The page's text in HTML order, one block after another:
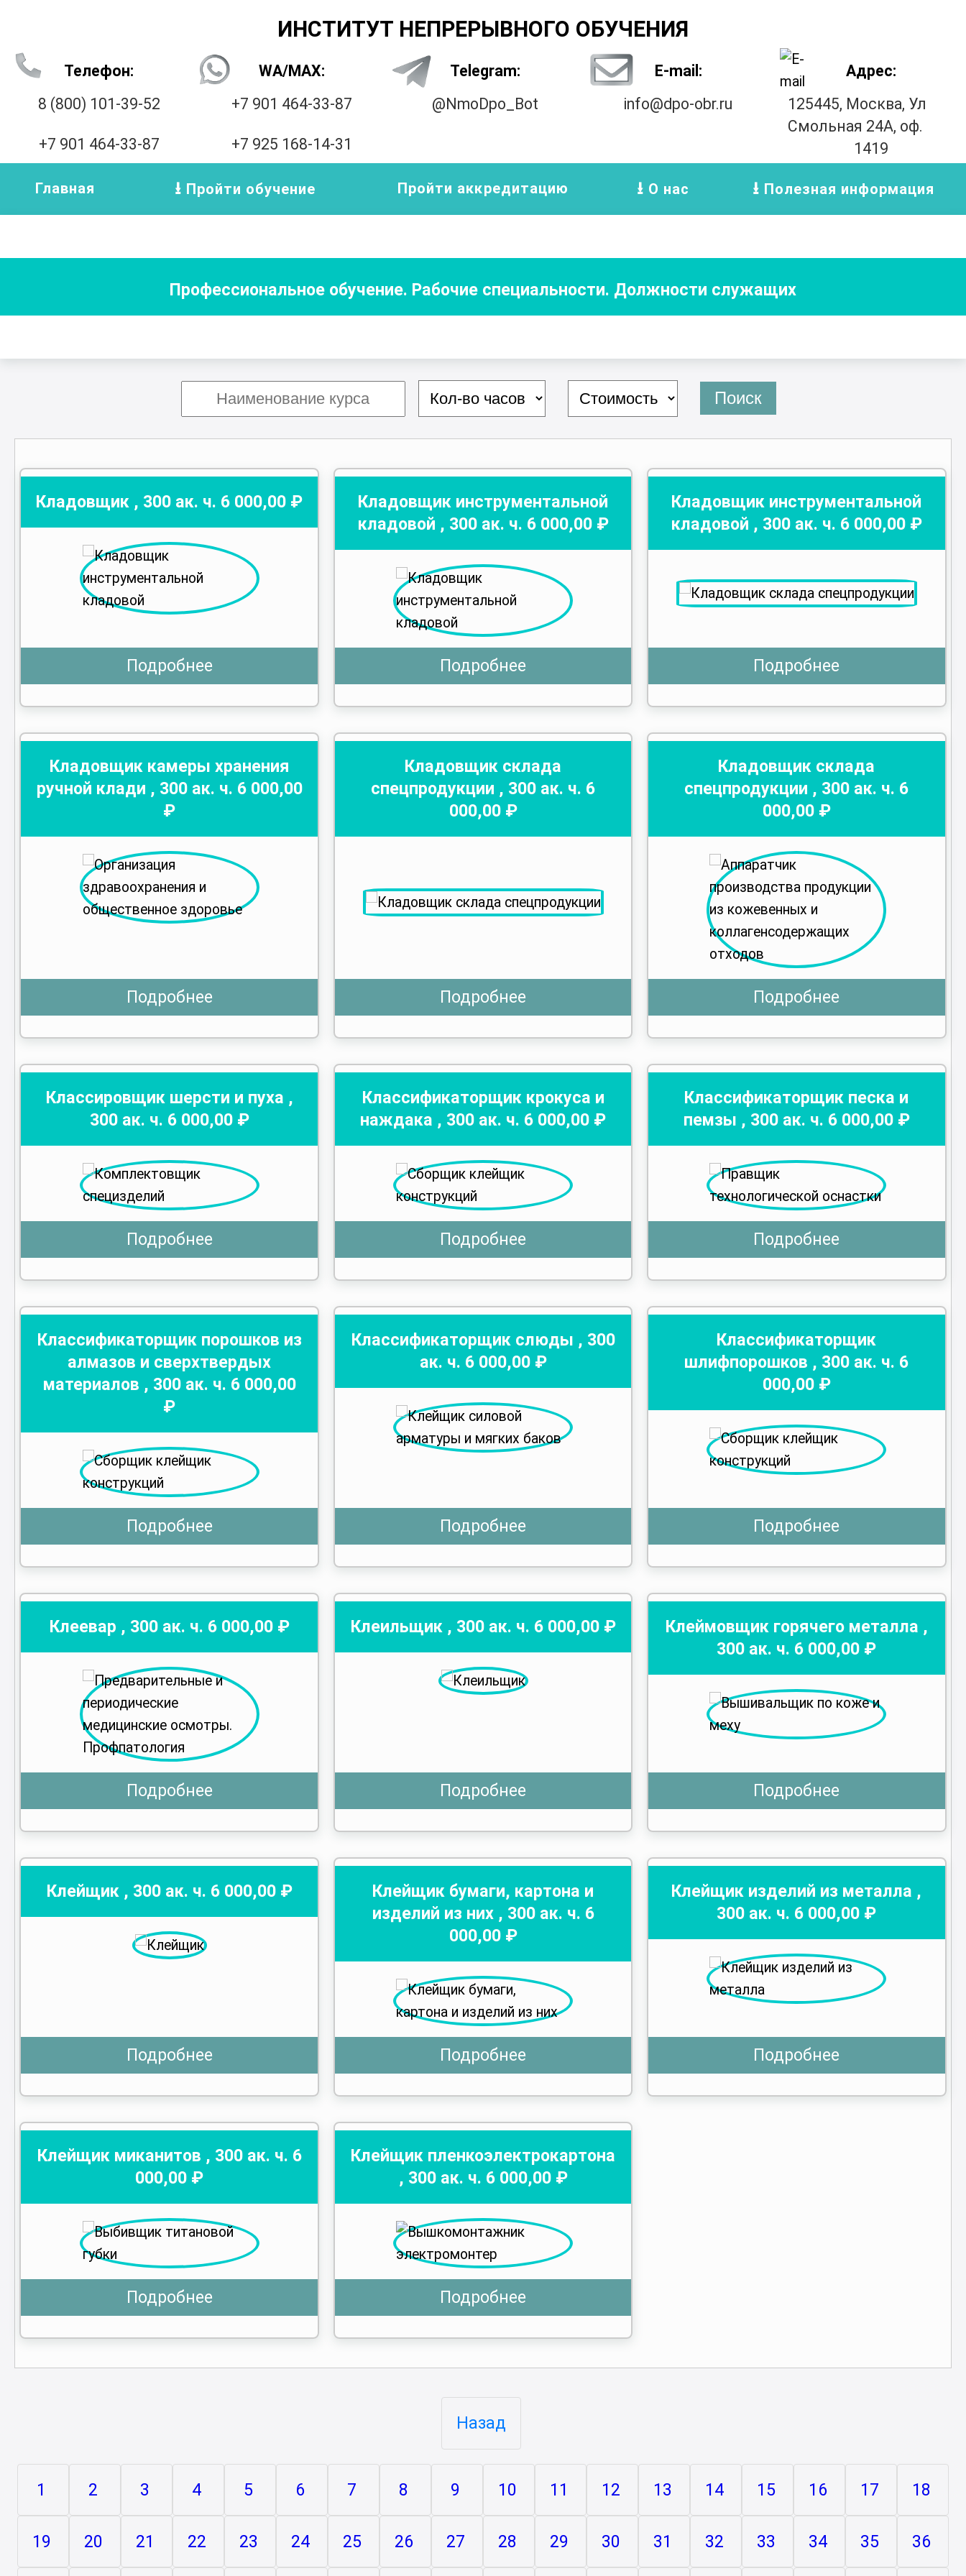
ИНСТИТУТ НЕПРЕРЫВНОГО ОБУЧЕНИЯ
Телефон:
8 (800) 101-39-52
+7 901 464-33-87
WA/MAX:
+7 901 464-33-87
+7 925 168-14-31
Telegram:
@NmoDpo_Bot
E-mail:
info@dpo-obr.ru
Адрес:
125445, Москва, Ул
Смольная 24А, оф.
1419
Главная Пройти обучение Пройти аккредитацию О нас Полезная информация
Профессиональное обучение. Рабочие специальности. Должности служащих
Поиск
Кладовщик , 300 ак. ч. 6 000,00 ₽
Подробнее
Кладовщик инструментальной
кладовой , 300ак. ч. 6 000,00 ₽
Подробнее
Кладовщик инструментальной
кладовой , 300ак. ч. 6 000,00 ₽
Подробнее
Кладовщик камеры хранения
ручной клади , 300ак. ч. 6 000,00
₽
Подробнее
Кладовщик склада
спецпродукции , 300 ак. ч. 6
000,00 ₽
Подробнее
Кладовщик склада
спецпродукции , 300 ак. ч. 6
000,00 ₽
Подробнее
Классировщик шерсти и пуха ,
300ак. ч. 6 000,00 ₽
Подробнее
Классификаторщик крокуса и
наждака , 300 ак. ч. 6 000,00 ₽
Подробнее
Классификаторщик песка и
пемзы , 300ак. ч. 6 000,00 ₽
Подробнее
Классификаторщик порошков из
алмазов и сверхтвердых
материалов , 300ак. ч. 6 000,00
₽
Подробнее
Классификаторщик слюды , 300
ак. ч. 6 000,00 ₽
Подробнее
Классификаторщик
шлифпорошков , 300 ак. ч. 6
000,00 ₽
Подробнее
Клеевар , 300ак. ч. 6 000,00 ₽
Подробнее
Клеильщик , 300ак. ч. 6 000,00 ₽
Подробнее
Клеймовщик горячего металла ,
300 ак. ч. 6 000,00 ₽
Подробнее
Клейщик , 300ак. ч. 6 000,00 ₽
Подробнее
Клейщик бумаги, картона и
изделий из них , 300ак. ч. 6
000,00 ₽
Подробнее
Клейщик изделий из металла ,
300 ак. ч. 6 000,00 ₽
Подробнее
Клейщик миканитов , 300ак. ч. 6
000,00 ₽
Подробнее
Клейщик пленкоэлектрокартона
, 300ак. ч. 6 000,00 ₽
Подробнее
Назад
1 2 3 4 5 6 7 8 9 10 11 12 13 14 15 16 17 18
19 20 21 22 23 24 25 26 27 28 29 30 31 32 33 34 35 36